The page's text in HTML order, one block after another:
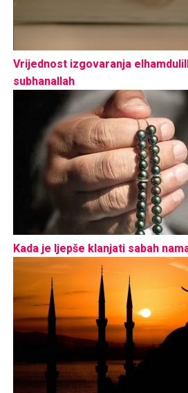
Vrijednost izgovaranja
subhanallah
Kada je ljepše klanjati sabah